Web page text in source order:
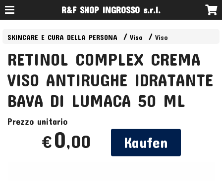
R&F SHOP INGROSSO s.r.l.
SKINCARE E CURA DELLA PERSONA Viso Viso
RETINOL COMPLEX CREMA
VISO ANTIRUGHE IDRATANTE
BAVA DI LUMACA 50 ML
Prezzo unitario
€0,00 Kaufen